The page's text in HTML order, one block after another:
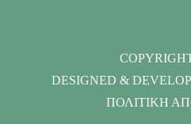
DESIGNED &
ΠΟΛΙΤΙΚΗ